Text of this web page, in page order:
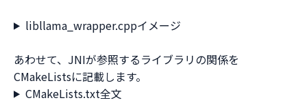
libllama_wrapper.cppイメージ
あわせて、JNIが参照するライブラリの関係を
CMakeListsに記載します。
CMakeLists.txt全文